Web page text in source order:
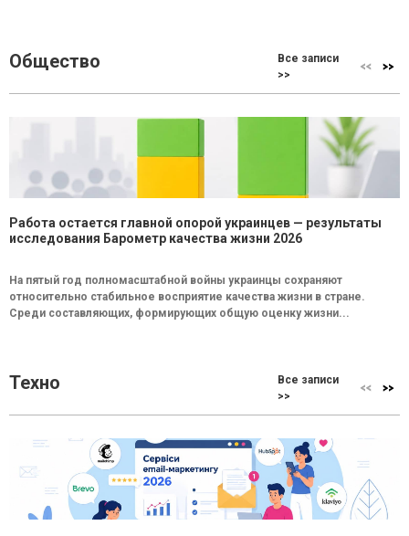
Общество
Все записи
>>
Работа остается главной опорой украинцев — результаты
исследования Барометр качества жизни 2026
На пятый год полномасштабной войны украинцы сохраняют
относительно стабильное восприятие качества жизни в стране.
Среди составляющих, формирующих общую оценку жизни...
Техно
Все записи
>>